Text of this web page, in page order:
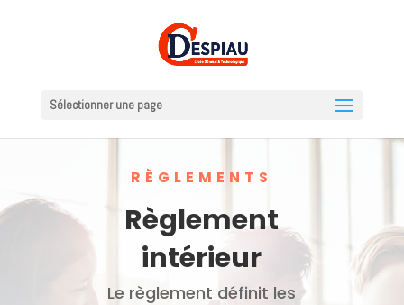
Sélectionner une page
RÈGLEMENTS
Règlement
intérieur
Le règlement définit les